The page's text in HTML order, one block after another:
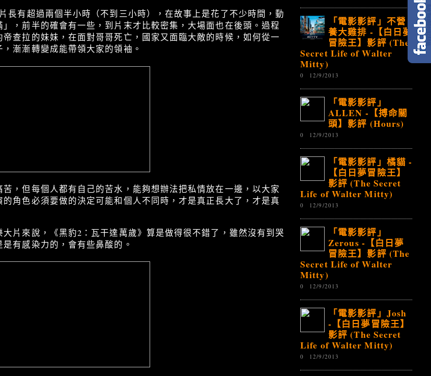
長有超過兩個半小時（不到三小時），在故事上是花了不少時間，動
，前半的確會有一些，到片末才比較密集，大場面也在後頭。過程
查拉的妹妹，在面對哥哥死亡，國家又面臨大敵的時候，如何從一
漸漸轉變成能帶領大家的領袖。
，但每個人都有自己的苦水，能夠想辦法把私情放在一邊，以大家
角色必須要做的決定可能和個人不同時，才是真正長大了，才是真
片來說，《黑豹2：瓦干達萬歲》算是做得很不錯了，雖然沒有到哭
有感染力的，會有些鼻酸的。
「電影影評」不營
養大雞排 -【白日夢
冒險王】影評 (The
Secret Life of Walter
Mitty)
0 12/9/2013
「電影影評」
ALLEN -【搏命關
頭】影評 (Hours)
0 12/9/2013
「電影影評」橘貓 -
【白日夢冒險王】
影評 (The Secret
Life of Walter Mitty)
0 12/9/2013
「電影影評」
Zerous -【白日夢
冒險王】影評 (The
Secret Life of Walter
Mitty)
0 12/9/2013
「電影影評」Josh
-【白日夢冒險王】
影評 (The Secret
Life of Walter Mitty)
0 12/9/2013